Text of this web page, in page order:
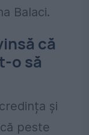
Balaci.
că
o să
și
peste